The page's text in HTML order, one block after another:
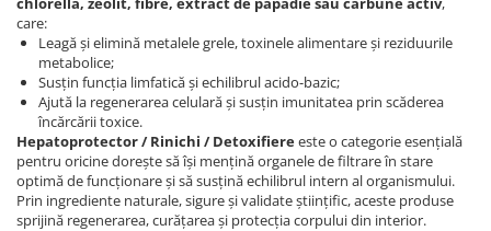
care:
Leagă și elimină metalele grele, toxinele alimentare și reziduurile
metabolice;
Susțin funcția limfatică și echilibrul acido-bazic;
Ajută la regenerarea celulară și susțin imunitatea prin scăderea
încărcării toxice.
Hepatoprotector / Rinichi / Detoxifiereeste o categorie esențială
pentru oricine dorește să își mențină organele de filtrare în stare
optimă de funcționare și să susțină echilibrul intern al organismului.
Prin ingrediente naturale, sigure și validate științific, aceste produse
sprijină regenerarea, curățarea și protecția corpului din interior.